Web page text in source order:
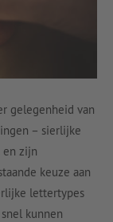
gelegenheid van
– sierlijke
zijn
keuze aan
lettertypes
kunnen